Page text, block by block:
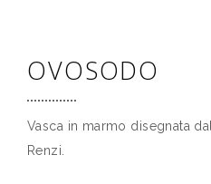
OVOSODO
Vasca in marmo disegnata
Renzi.